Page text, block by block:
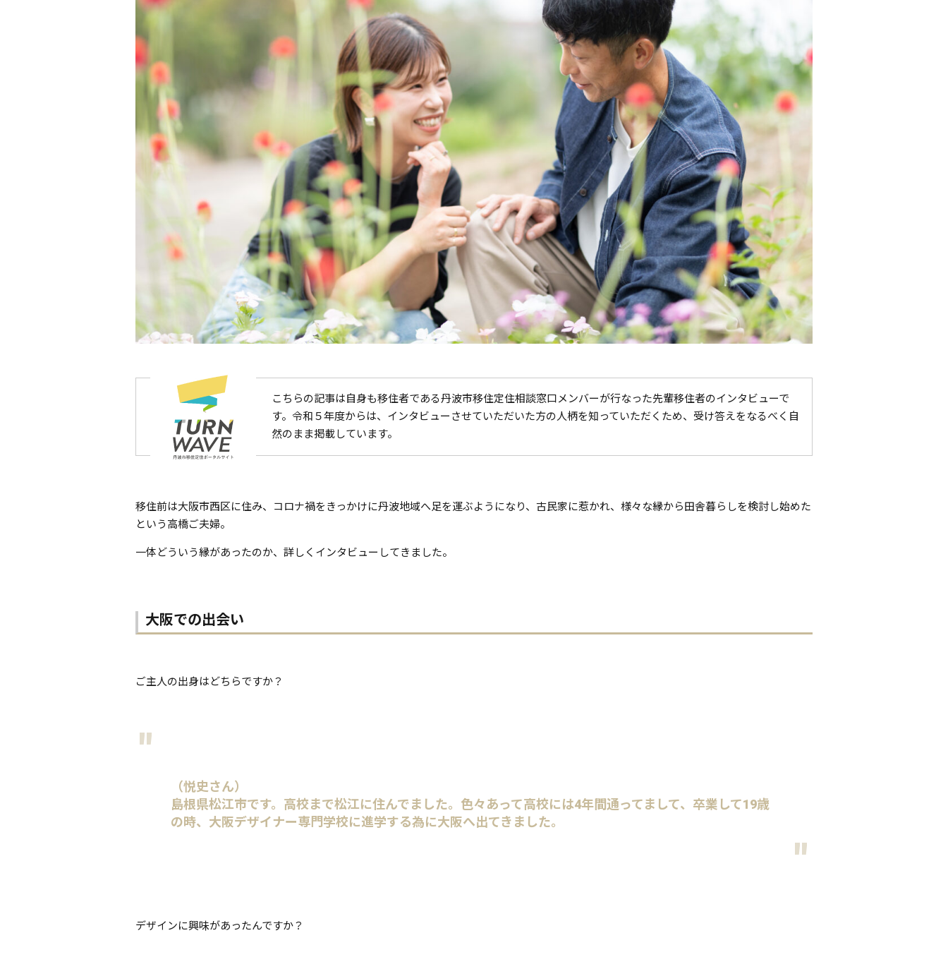
こちらの記事は自身も移住者である丹波市移住定住相談窓口メンバーが行なった先輩移住者のインタビューで
す。令和５年度からは、インタビューさせていただいた方の人柄を知っていただくため、受け答えをなるべく自
然のまま掲載しています。
移住前は大阪市西区に住み、コロナ禍をきっかけに丹波地域へ足を運ぶようになり、古民家に惹かれ、様々な縁から田舎暮らしを検討し始めた
という高橋ご夫婦。
一体どういう縁があったのか、詳しくインタビューしてきました。
大阪での出会い
ご主人の出身はどちらですか？
（悦史さん）
島根県松江市です。高校まで松江に住んでました。色々あって高校には4年間通ってまして、卒業して19歳
の時、大阪デザイナー専門学校に進学する為に大阪へ出てきました。
デザインに興味があったんですか？